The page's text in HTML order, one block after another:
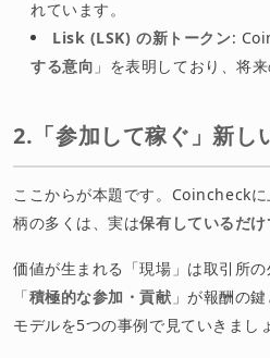
れています。
Lisk (LSK) の新トークン:
する意向 」を表明しており、将
2.「参加して稼ぐ」新し
ここからが本題です。Coincheck
柄の多くは、実は保有しているだけ
価値が生まれる「現場」は取引所
「積極的な参加・貢献 」が報酬の
モデルを5つの事例で見ていきまし